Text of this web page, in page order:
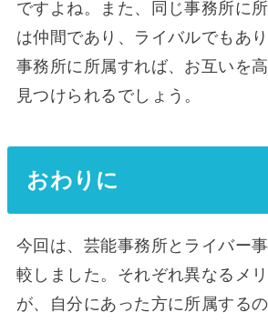
ですよね。また、同じ事務所に
は仲間であり、ライバルでもあ
事務所に所属すれば、お互いを
見つけられるでしょう。
おわりに
今回は、芸能事務所とライバー
較しました。それぞれ異なるメ
が、自分にあった方に所属する